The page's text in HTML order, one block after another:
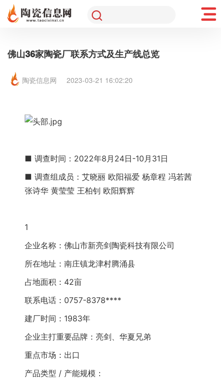
佛山36家陶瓷厂联系方式及生产线总览
陶瓷信息网 2023-03-21 16:02:20
■ 调查时间：2022年8月24日-10月31日
■ 调查组成员：艾晓丽 欧阳福爱 杨章程 冯若茜
张诗华 黄莹莹 王柏钊 欧阳辉辉
1
企业名称：佛山市新亮剑陶瓷科技有限公司
所在地址：南庄镇龙津村腾涌县
占地面积：42亩
联系电话：0757-8378****
建厂时间：1983年
企业主打重要品牌：亮剑、华夏兄弟
重点市场：出口
产品类型 / 产能规模：